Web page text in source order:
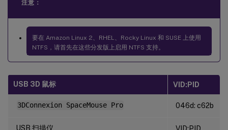
注意：
要在 Amazon Linux 2、RHEL、Rocky Linux 和 SUSE 上使用
NTFS，请首先在这些分发版上启用 NTFS 支持。
USB 3D 鼠标 VID:PID
3DConnexion SpaceMouse Pro 046d: c62b
USB 扫描仪 VID:PID